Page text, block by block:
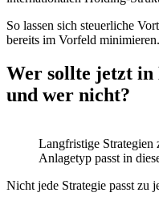
So lassen sich steuerliche
bereits im Vorfeld minimieren.
Wer sollte jetzt
und wer nicht?
Langfristige Strategien
Anlagetyp passt in
Nicht jede Strategie passt zu